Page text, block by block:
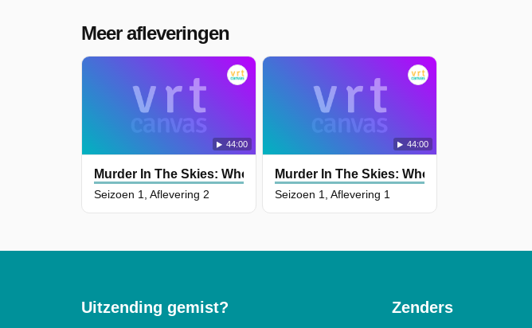
Meer afleveringen
44:00
Murder In The Skies: Who Downed Mh17?
Seizoen 1, Aflevering 2
44:00
Murder In The Skies: Who Downed Mh17?
Seizoen 1, Aflevering 1
Uitzending gemist? Zenders